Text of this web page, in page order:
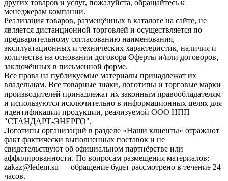
других товаров и услуг, пожалуйста, обращайтесь к
менеджерам компании.
Реализация товаров, размещённых в каталоге на сайте, не
является дистанционной торговлей и осуществляется по
предварительному согласованию наименования,
эксплуатационных и технических характеристик, наличия и
количества на основании договора Оферты и/или договоров,
заключённых в письменной форме.
Все права на публикуемые материалы принадлежат их
владельцам. Все товарные знаки, логотипы и торговые марки
производителей принадлежат их законным правообладателям
и используются исключительно в информационных целях для
идентификации продукции, реализуемой ООО НПП
"СТАНДАРТ-ЭНЕРГО".
Логотипы организаций в разделе «Наши клиенты» отражают
факт фактически выполненных поставок и не
свидетельствуют об официальном партнёрстве или
аффилированности. По вопросам размещения материалов:
zakaz@ledem.su — обращение будет рассмотрено в течение 24
часов.